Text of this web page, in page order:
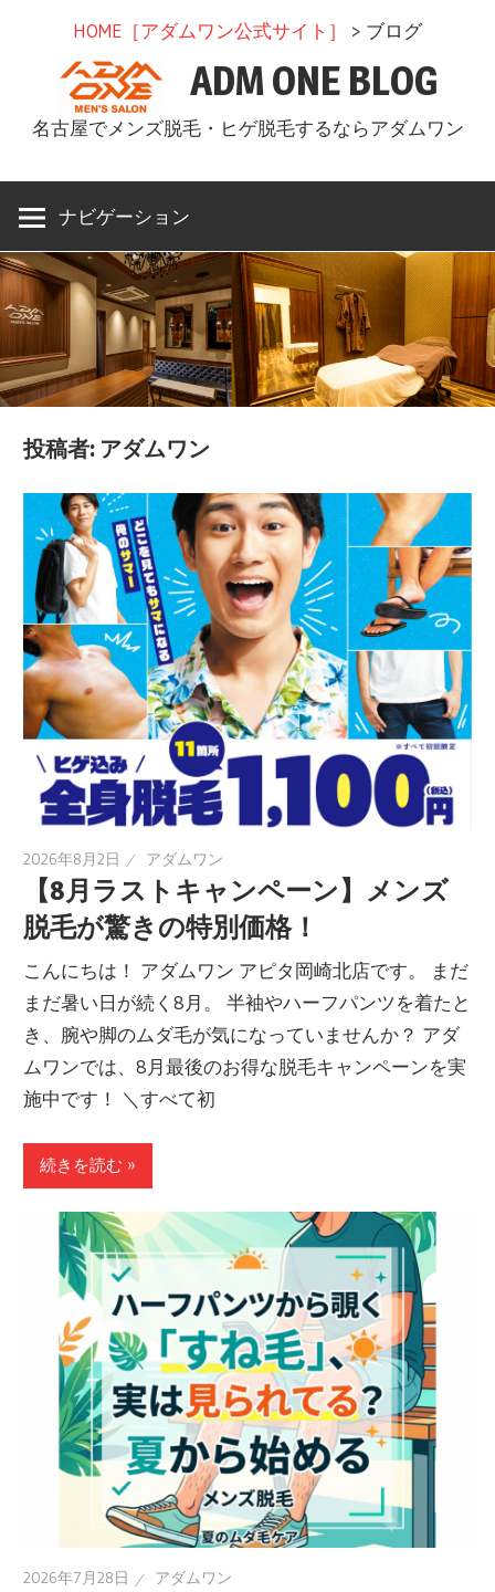
へ
ッ
プ
HOME［アダムワン公式サイト］ > ブログ
ADM ONE BLOG
名古屋でメンズ脱毛・ヒゲ脱毛するならアダムワン
ナビゲーション
投稿者: アダムワン
2026年8月2日 アダムワン
【8月ラストキャンペーン】メンズ
脱毛が驚きの特別価格！
こんにちは！ アダムワン アピタ岡崎北店です。 まだ
まだ暑い日が続く8月。 半袖やハーフパンツを着たと
き、腕や脚のムダ毛が気になっていませんか？ アダ
ムワンでは、8月最後のお得な脱毛キャンペーンを実
施中です！ ＼すべて初
続きを読む »
2026年7月28日 アダムワン